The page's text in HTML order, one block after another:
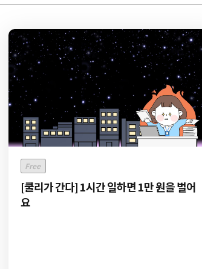
Free
[쿨리가 간다] 1시간 일하면 1만 원을 벌어
요